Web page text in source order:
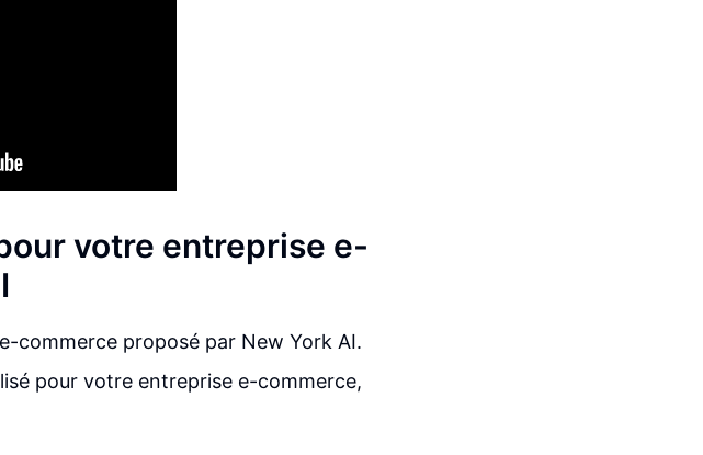
votre entreprise e-
commerce proposé par New York AI.
pour votre entreprise e-commerce,